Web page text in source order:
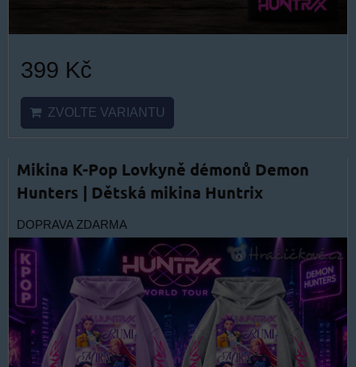
399 Kč
ZVOLTE VARIANTU
Mikina K-Pop Lovkyně démonů Demon
Hunters | Dětská mikina Huntrix
DOPRAVA ZDARMA